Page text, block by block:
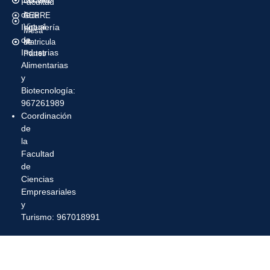
Aula
Virtual
Matricula
CEPRE
Mesa
de
Partes
de
Ingeniería
de
Industrias
Alimentarias
y
Biotecnología:
967261989
Coordinación
de
la
Facultad
de
Ciencias
Empresariales
y
Turismo: 967018991